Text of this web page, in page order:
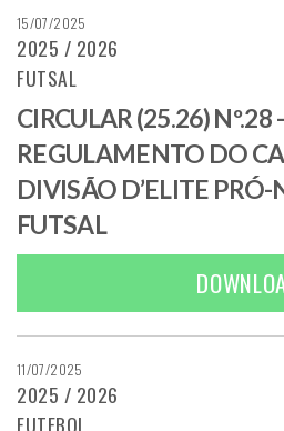
15/07/2025
2025 / 2026
FUTSAL
CIRCULAR (25.26) Nº.28
REGULAMENTO DO
DIVISÃO D’ELITE
FUTSAL
11/07/2025
2025 / 2026
FUTEBOL